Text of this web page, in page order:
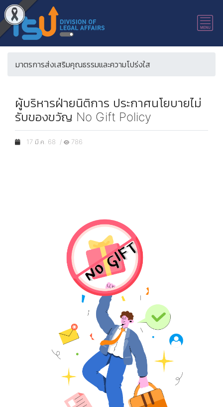
มาตรการส่งเสริมคุณธรรมและความโปร่งใส
ผู้บริหารฝ่ายนิติการ ประกาศนโยบายไม่
รับของขวัญ No Gift Policy
17 มี.ค. 68 / 786